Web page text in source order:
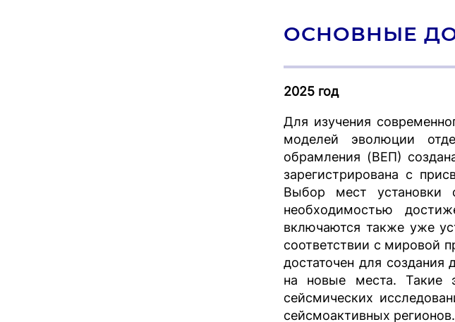
ОСНОВНЫЕ
2025 год
Для изучения
моделей эволюции
обрамления (ВЕП)
зарегистрирована с
Выбор мест установки
необходимостью
включаются также уже
соответствии с мировой
достаточен для создания
на новые места. Такие
сейсмических
сейсмоактивных регионов.